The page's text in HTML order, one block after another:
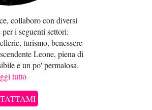
collaboro con diversi
i seguenti settori:
turismo, benessere
Leone, piena di
e un po' permalosa.
tutto